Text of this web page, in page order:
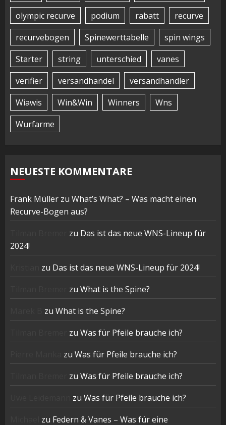
olympic recurve
podium rabatt
recurve
recurvebogen
Spinewerttabelle
spin wings
Starter
string unterschied
vanes
verifier
versandhandel
versandhändler
Wiawis
Win&Win Winners
Wns
Wurfarme
NEUESTE KOMMENTARE
Frank Müller zu What’s What? – Was macht einen
Recurve-Bogen aus?
zu Das ist das neue WNS-Lineup für
2024!
zu Das ist das neue WNS-Lineup für 2024!
zu What is the Spine?
zu What is the Spine?
zu Was für Pfeile brauche ich?
zu Was für Pfeile brauche ich?
zu Was für Pfeile brauche ich?
zu Was für Pfeile brauche ich?
zu Federn & Vanes – Was für eine